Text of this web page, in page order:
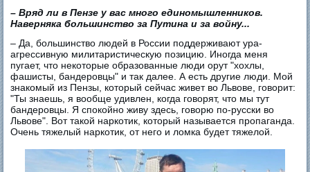
– Вряд ли в Пензе у вас много единомышленников.
Наверняка большинство за Путина и за войну...
– Да, большинство людей в России поддерживают ура-
агрессивную милитаристическую позицию. Иногда меня
пугает, что некоторые образованные люди орут "хохлы,
фашисты, бандеровцы" и так далее. А есть другие люди. Мой
знакомый из Пензы, который сейчас живет во Львове, говорит:
"Ты знаешь, я вообще удивлен, когда говорят, что мы тут
бандеровцы. Я спокойно живу здесь, говорю по-русски во
Львове". Вот такой наркотик, который называется пропаганда.
Очень тяжелый наркотик, от него и ломка будет тяжелой.